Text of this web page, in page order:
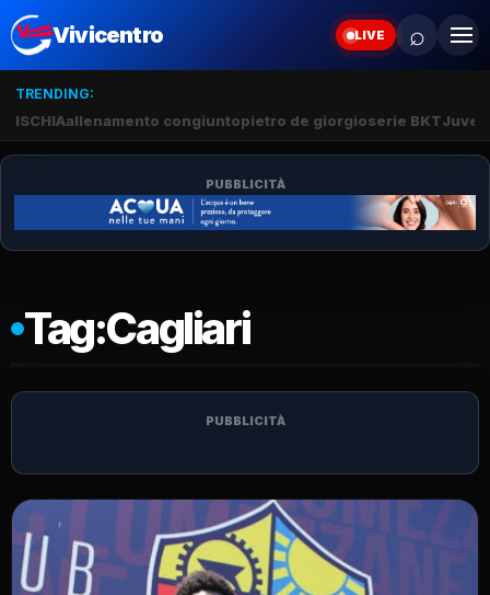
Vivicentro LIVE ⌕
TRENDING:
ISCHIAallenamento congiuntopietro de giorgioserie BKTJuve
PUBBLICITÀ
Tag:Cagliari
PUBBLICITÀ